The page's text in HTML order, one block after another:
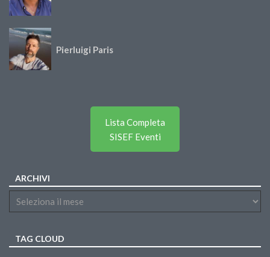
Pierluigi Paris
Lista Completa
SISEF Eventi
ARCHIVI
TAG CLOUD